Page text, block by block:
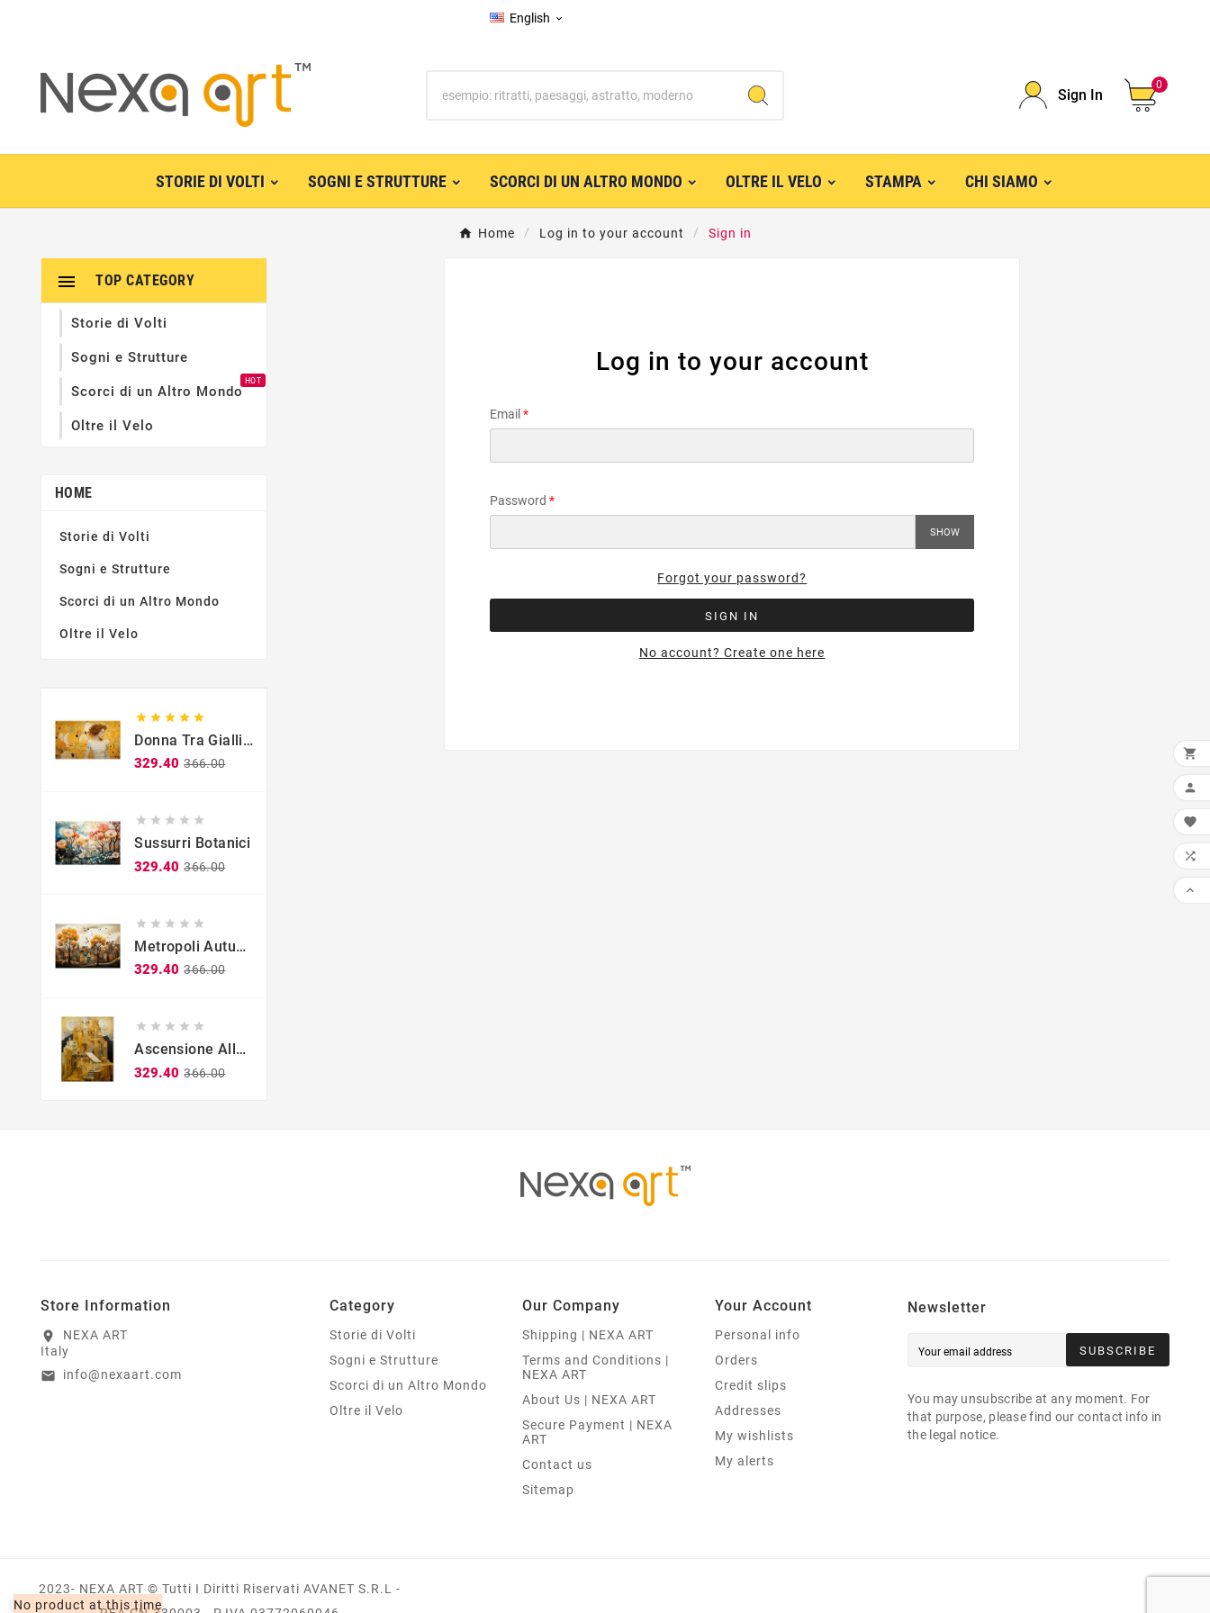
English 
Sign In
0
STORIE DI VOLTI SOGNI E STRUTTURE SCORCI DI UN ALTRO MONDO OLTRE IL VELO STAMPA CHI SIAMO
Home Log in to your account Sign in
TOP CATEGORY

Storie di Volti
Sogni e Strutture
Scorci di un Altro Mondo
HOT
Oltre il Velo
HOME
Storie di Volti
Sogni e Strutture
Scorci di un Altro Mondo
Oltre il Velo
    
Donna Tra Gialli E Cerchi
329.40 366.00
    
Sussurri Botanici
329.40 366.00
    
Metropoli Autunnale
329.40 366.00
    
Ascensione Alla Città Eterna
329.40 366.00
Log in to your account
Email
Password
SHOW
Forgot your password?
SIGN IN
No account? Create one here
Store Information
location_on
NEXA ART
Italy
email info@nexaart.com
Category
Storie di Volti
Sogni e Strutture
Scorci di un Altro Mondo
Oltre il Velo
Our Company
Shipping | NEXA ART
Terms and Conditions |
NEXA ART
About Us | NEXA ART
Secure Payment | NEXA
ART
Contact us
Sitemap
Your Account
Personal info
Orders
Credit slips
Addresses
My wishlists
My alerts
Newsletter
SUBSCRIBE
You may unsubscribe at any moment. For
that purpose, please find our contact info in
the legal notice.





2023- NEXA ART © Tutti I Diritti Riservati AVANET S.R.L -